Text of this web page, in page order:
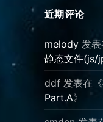
近期评论
melody发表
静态文件(js/
ddf发表在《
Part.A》